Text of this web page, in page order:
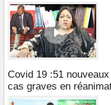
Covid 19 :51
cas graves en